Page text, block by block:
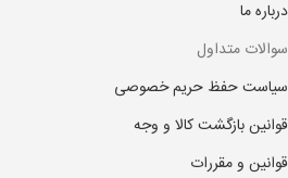
درباره ما
سوالات متداول
سیاست حفظ حریم خصوصی
قوانین بازگشت کالا و وجه
قوانین و مقررات